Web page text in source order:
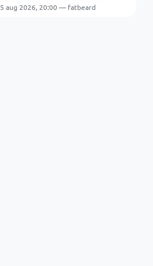
5 aug 2026, 20:00 — fatbeard